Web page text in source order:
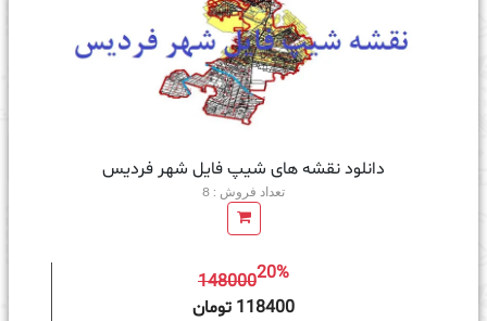
دانلود نقشه های شیپ فایل شهر فردیس
تعداد فروش : 8
14800020%
118400 تومان